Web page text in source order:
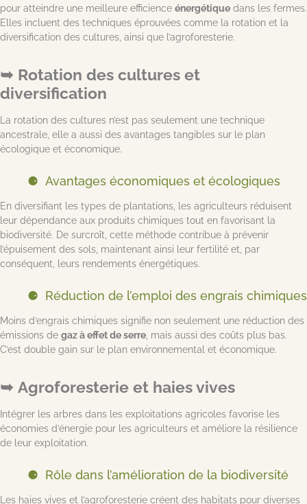
pour atteindre une meilleure efficience énergétique dans les fermes.
Elles incluent des techniques éprouvées comme la rotation et la
diversification des cultures, ainsi que l’agroforesterie.
Rotation des cultures et
diversification
La rotation des cultures n’est pas seulement une technique
ancestrale, elle a aussi des avantages tangibles sur le plan
écologique et économique.
Avantages économiques et écologiques
En diversifiant les types de plantations, les agriculteurs réduisent
leur dépendance aux produits chimiques tout en favorisant la
biodiversité. De surcroît, cette méthode contribue à prévenir
l’épuisement des sols, maintenant ainsi leur fertilité et, par
conséquent, leurs rendements énergétiques.
Réduction de l’emploi des engrais chimiques
Moins d’engrais chimiques signifie non seulement une réduction des
émissions de gaz à effet de serre , mais aussi des coûts plus bas.
C’est double gain sur le plan environnemental et économique.
Agroforesterie et haies vives
Intégrer les arbres dans les exploitations agricoles favorise les
économies d’énergie pour les agriculteurs et améliore la résilience
de leur exploitation.
Rôle dans l’amélioration de la biodiversité
Les haies vives et l’agroforesterie créent des habitats pour diverses